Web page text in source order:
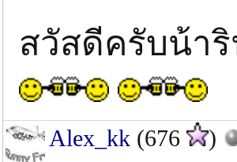
สวัสดีครับน้า
Alex_kk (676 )